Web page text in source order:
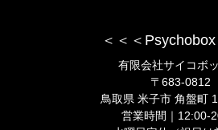
＜＜＜Psychobox
有限会社サイコボ
〒683-0812
鳥取県 米子市 角盤町
営業時間｜12:00-